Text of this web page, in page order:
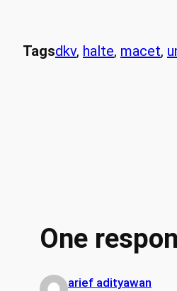
Tagsdkv, halte, macet,
One
arief adityawan